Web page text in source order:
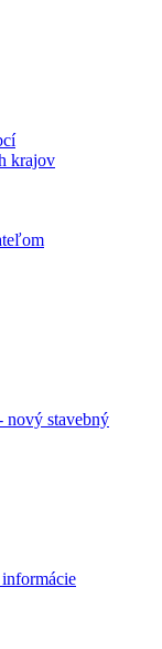
krajov
nový stavebný